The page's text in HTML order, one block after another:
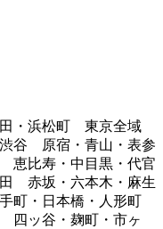
田・浜松町 東京全域
谷 原宿・青山・表参
比寿・中目黒・代官
赤坂・六本木・麻生
町・日本橋・人形町
四ッ谷・麹町・市ヶ